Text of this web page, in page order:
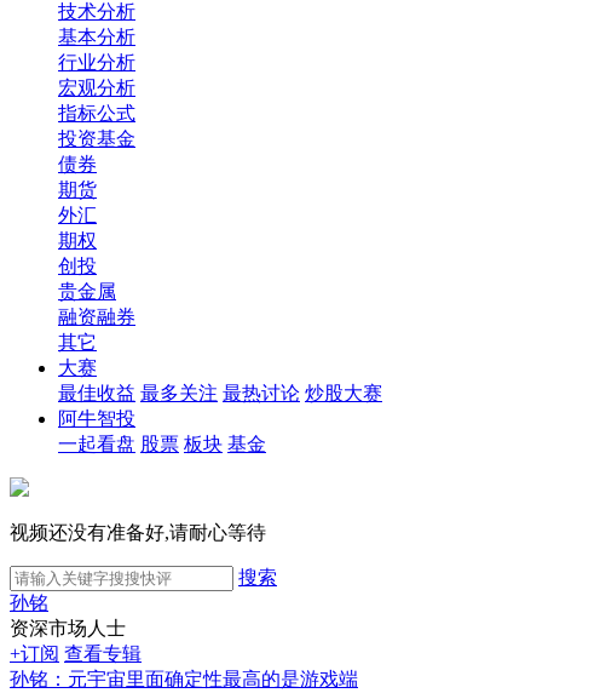
技术分析
基本分析
行业分析
宏观分析
指标公式
投资基金
债券
期货
外汇
期权
创投
贵金属
融资融券
其它
大赛
最佳收益 最多关注 最热讨论 炒股大赛
阿牛智投
一起看盘 股票 板块 基金
视频还没有准备好,请耐心等待
搜索
孙铭
资深市场人士
+订阅 查看专辑
孙铭：元宇宙里面确定性最高的是游戏端